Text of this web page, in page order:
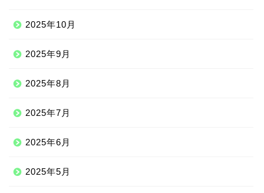
2025年10月
2025年9月
2025年8月
2025年7月
2025年6月
2025年5月